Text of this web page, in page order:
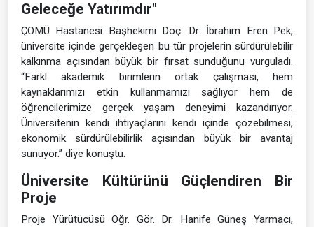
Geleceğe Yatırımdır"
ÇOMÜ Hastanesi Başhekimi Doç. Dr. İbrahim Eren Pek,
üniversite içinde gerçekleşen bu tür projelerin sürdürülebilir
kalkınma açısından büyük bir fırsat sunduğunu vurguladı.
“Farkl akademik birimlerin ortak çalışması, hem
kaynaklarımızı etkin kullanmamızı sağlıyor hem de
öğrencilerimize gerçek yaşam deneyimi kazandırıyor.
Üniversitenin kendi ihtiyaçlarını kendi içinde çözebilmesi,
ekonomik sürdürülebilirlik açısından büyük bir avantaj
sunuyor.” diye konuştu.
Üniversite Kültürünü Güçlendiren Bir
Proje
Proje Yürütücüsü Öğr. Gör. Dr. Hanife Güneş Yarmacı,